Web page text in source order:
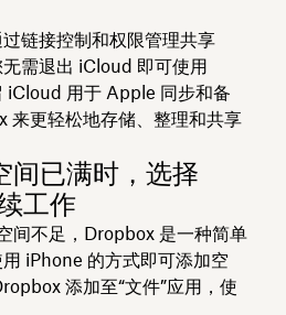
链接控制和权限管理共享
需退出 iCloud 即可使用
iCloud 用于 Apple 同步和备
来更轻松地存储、整理和共享
已满时，选择
工作
间不足，Dropbox 是一种简单
iPhone 的方式即可添加空
添加至“文件”应用，使